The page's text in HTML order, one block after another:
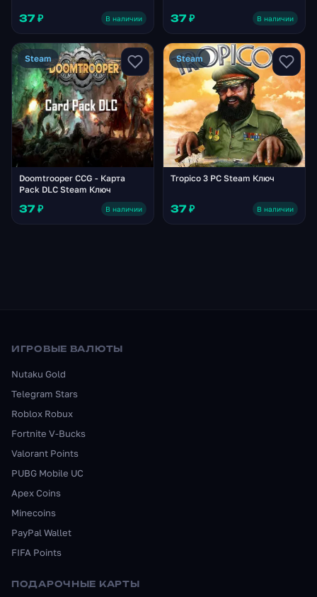
37 ₽ В наличии 37 ₽ В наличии
Steam
Doomtrooper CCG - Карта
Pack DLC Steam Ключ
37 ₽ В наличии
Steam
Tropico 3 PC Steam Ключ
37 ₽ В наличии
ИГРОВЫЕ ВАЛЮТЫ
Nutaku Gold
Telegram Stars
Roblox Robux
Fortnite V-Bucks
Valorant Points
PUBG Mobile UC
Apex Coins
Minecoins
PayPal Wallet
FIFA Points
ПОДАРОЧНЫЕ КАРТЫ